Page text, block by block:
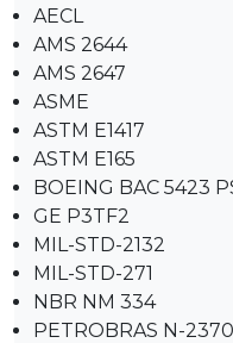
AECL
AMS 2644
AMS 2647
ASME
ASTM E1417
ASTM E165
BOEING BAC 5423
GE P3TF2
MIL-STD-2132
MIL-STD-271
NBR NM 334
PETROBRAS N-2370